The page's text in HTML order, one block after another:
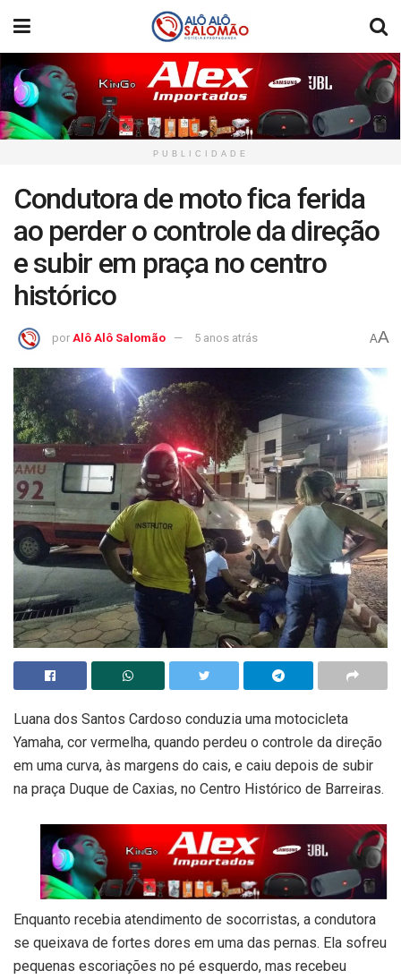
PUBLICIDADE
Condutora de moto fica ferida
ao perder o controle da direção
e subir em praça no centro
histórico
por Alô Alô Salomão 5 anos atrás AA
Luana dos Santos Cardoso conduzia uma motocicleta
Yamaha, cor vermelha, quando perdeu o controle da direção
em uma curva, às margens do cais, e caiu depois de subir
na praça Duque de Caxias, no Centro Histórico de Barreiras.
Enquanto recebia atendimento de socorristas, a condutora
se queixava de fortes dores em uma das pernas. Ela sofreu
pequenas escoriações no pé esquerdo, mas recebeu